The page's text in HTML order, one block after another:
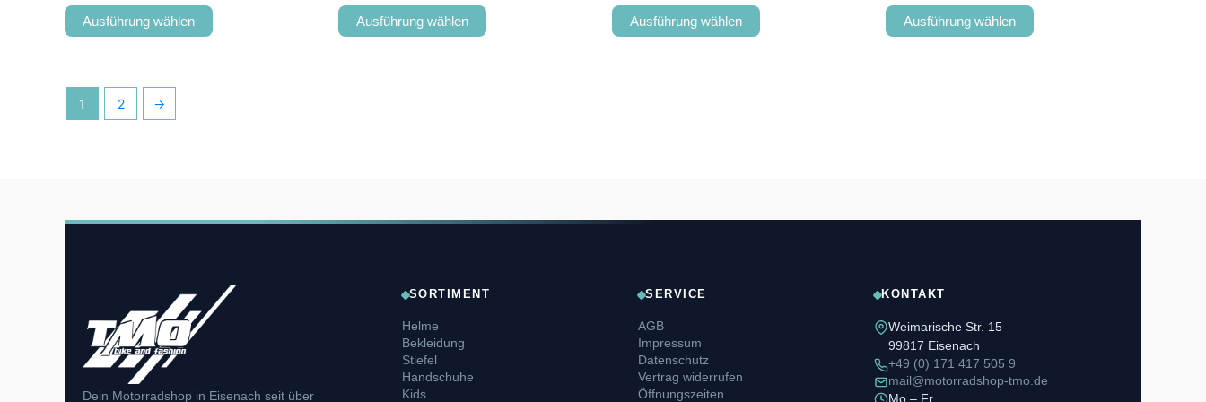
Ausführung wählen Ausführung wählen Ausführung wählen Ausführung wählen
1 2 →
Dein Motorradshop in Eisenach seit über
SORTIMENT
Helme
Bekleidung
Stiefel
Handschuhe
Kids
SERVICE
AGB
Impressum
Datenschutz
Vertrag widerrufen
Öffnungszeiten
KONTAKT
Weimarische Str. 15
99817 Eisenach
+49 (0) 171 417 505 9
mail@motorradshop-tmo.de
Mo – Fr